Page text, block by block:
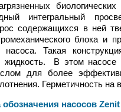
интегральный
содержащихся в ней
блока и
насоса. Такая
В этом насосе
для более
Герметичность
насосов Zenit